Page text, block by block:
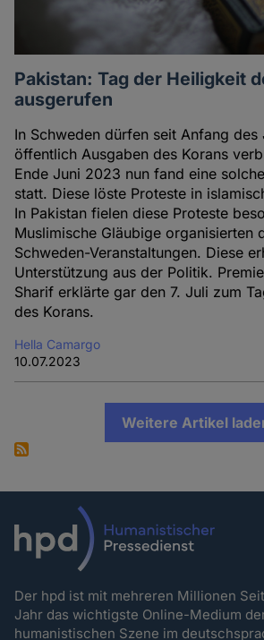
Pakistan: Tag der Heiligkeit
ausgerufen
In Schweden dürfen seit Anfang des
öffentlich Ausgaben des Korans
Ende Juni 2023 nun fand eine
statt. Diese löste Proteste in
In Pakistan fielen diese Proteste
Muslimische Gläubige organisierten
Schweden-Veranstaltungen. Diese
Unterstützung aus der Politik.
Sharif erklärte gar den 7. Juli zum
des Korans.
Hella Camargo
10.07.2023
Weitere Artikel
Der hpd ist mit mehreren Millionen
Jahr das wichtigste Online-Medium
humanistischen Szene im